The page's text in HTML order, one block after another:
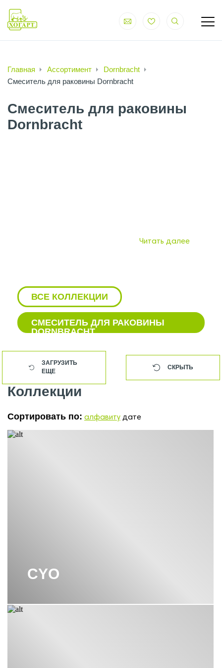
Главная Ассортимент
Dornbracht
Смеситель для раковины Dornbracht
Смеситель для раковины
Dornbracht
Читать далее
ВСЕ КОЛЛЕКЦИИ
СМЕСИТЕЛЬ ДЛЯ РАКОВИНЫ
DORNBRACHT
ВАННЫ DORNBRACHT
ВЕРХНИЙ ДУШ DORNBRACHT
ГИГИЕНИЧЕСКИЙ ДУШ
ЗАГРУЗИТЬ
ЕЩЕ
СКРЫТЬ
Коллекции
Сортировать по: алфавиту дате
CYO